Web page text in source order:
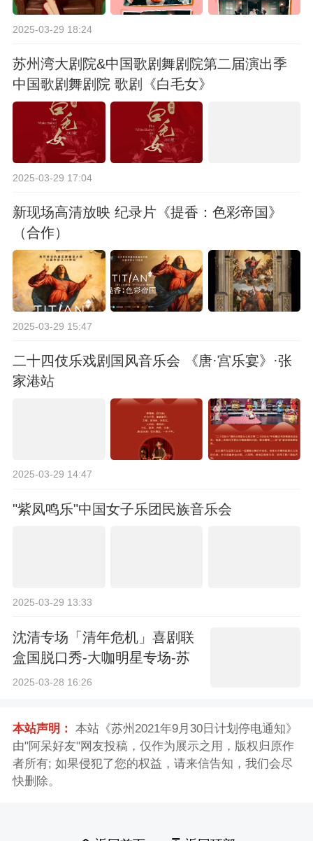
2025-03-29 18:24
苏州湾大剧院&中国歌剧舞剧院第二届演出季
中国歌剧舞剧院 歌剧《白毛女》
2025-03-29 17:04
新现场高清放映 纪录片《提香：色彩帝国》
（合作）
2025-03-29 15:47
二十四伎乐戏剧国风音乐会 《唐·宫乐宴》·张
家港站
2025-03-29 14:47
"紫凤鸣乐"中国女子乐团民族音乐会
2025-03-29 13:33
沈清专场「清年危机」喜剧联
盒国脱口秀-大咖明星专场-苏
州站
2025-03-28 16:26
本站声明： 本站《苏州2021年9月30日计划停电通知》
由"阿呆好友"网友投稿，仅作为展示之用，版权归原作
者所有; 如果侵犯了您的权益，请来信告知，我们会尽
快删除。